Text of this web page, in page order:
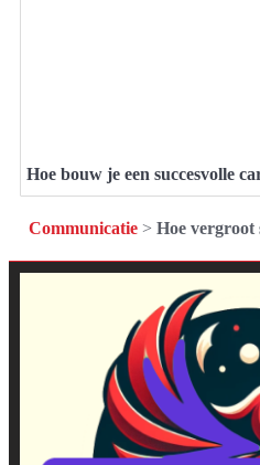
Hoe bouw je een succesvolle
Communicatie> Hoe vergroot